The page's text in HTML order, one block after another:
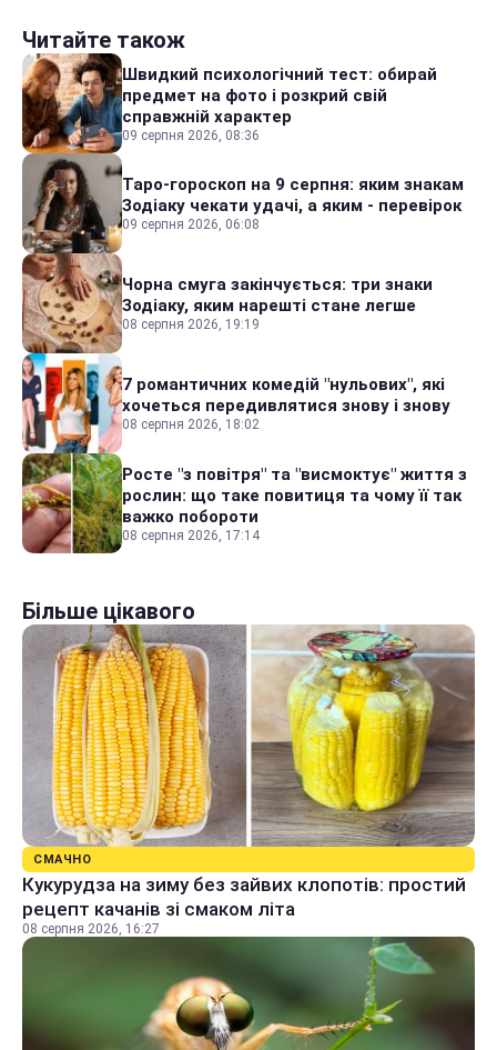
Читайте також
Швидкий психологічний тест: обирай
предмет на фото і розкрий свій
справжній характер
09 серпня 2026, 08:36
Таро-гороскоп на 9 серпня: яким знакам
Зодіаку чекати удачі, а яким - перевірок
09 серпня 2026, 06:08
Чорна смуга закінчується: три знаки
Зодіаку, яким нарешті стане легше
08 серпня 2026, 19:19
7 романтичних комедій "нульових", які
хочеться передивлятися знову і знову
08 серпня 2026, 18:02
Росте "з повітря" та "висмоктує" життя з
рослин: що таке повитиця та чому її так
важко побороти
08 серпня 2026, 17:14
Більше цікавого
СМАЧНО
Кукурудза на зиму без зайвих клопотів: простий
рецепт качанів зі смаком літа
08 серпня 2026, 16:27